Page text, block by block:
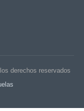
derechos reservados